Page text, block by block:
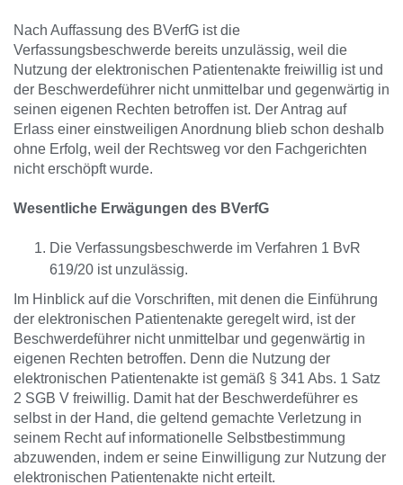
Nach Auffassung des BVerfG ist die
Verfassungsbeschwerde bereits unzulässig, weil die
Nutzung der elektronischen Patientenakte freiwillig ist und
der Beschwerdeführer nicht unmittelbar und gegenwärtig in
seinen eigenen Rechten betroffen ist. Der Antrag auf
Erlass einer einstweiligen Anordnung blieb schon deshalb
ohne Erfolg, weil der Rechtsweg vor den Fachgerichten
nicht erschöpft wurde.
Wesentliche Erwägungen des BVerfG
Die Verfassungsbeschwerde im Verfahren 1 BvR
619/20 ist unzulässig.
Im Hinblick auf die Vorschriften, mit denen die Einführung
der elektronischen Patientenakte geregelt wird, ist der
Beschwerdeführer nicht unmittelbar und gegenwärtig in
eigenen Rechten betroffen. Denn die Nutzung der
elektronischen Patientenakte ist gemäß § 341 Abs. 1 Satz
2 SGB V freiwillig. Damit hat der Beschwerdeführer es
selbst in der Hand, die geltend gemachte Verletzung in
seinem Recht auf informationelle Selbstbestimmung
abzuwenden, indem er seine Einwilligung zur Nutzung der
elektronischen Patientenakte nicht erteilt.